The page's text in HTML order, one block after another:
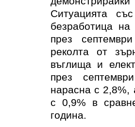
Ситуацията
безработица
през
реколта от
въглища и
през
нарасна с 2,8%,
с 0,9% в
година.